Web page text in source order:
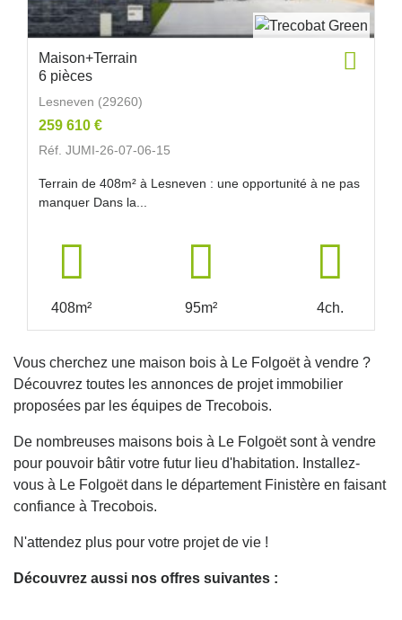
Maison+Terrain
6 pièces
Lesneven (29260)
259 610 €
Réf. JUMI-26-07-06-15
Terrain de 408m² à Lesneven : une opportunité à ne pas
manquer Dans la...
408m² 95m² 4ch.
Vous cherchez une maison bois à Le Folgoët à vendre ?
Découvrez toutes les annonces de projet immobilier
proposées par les équipes de Trecobois.
De nombreuses maisons bois à Le Folgoët sont à vendre
pour pouvoir bâtir votre futur lieu d'habitation. Installez-
vous à Le Folgoët dans le département Finistère en faisant
confiance à Trecobois.
N'attendez plus pour votre projet de vie !
Découvrez aussi nos offres suivantes :